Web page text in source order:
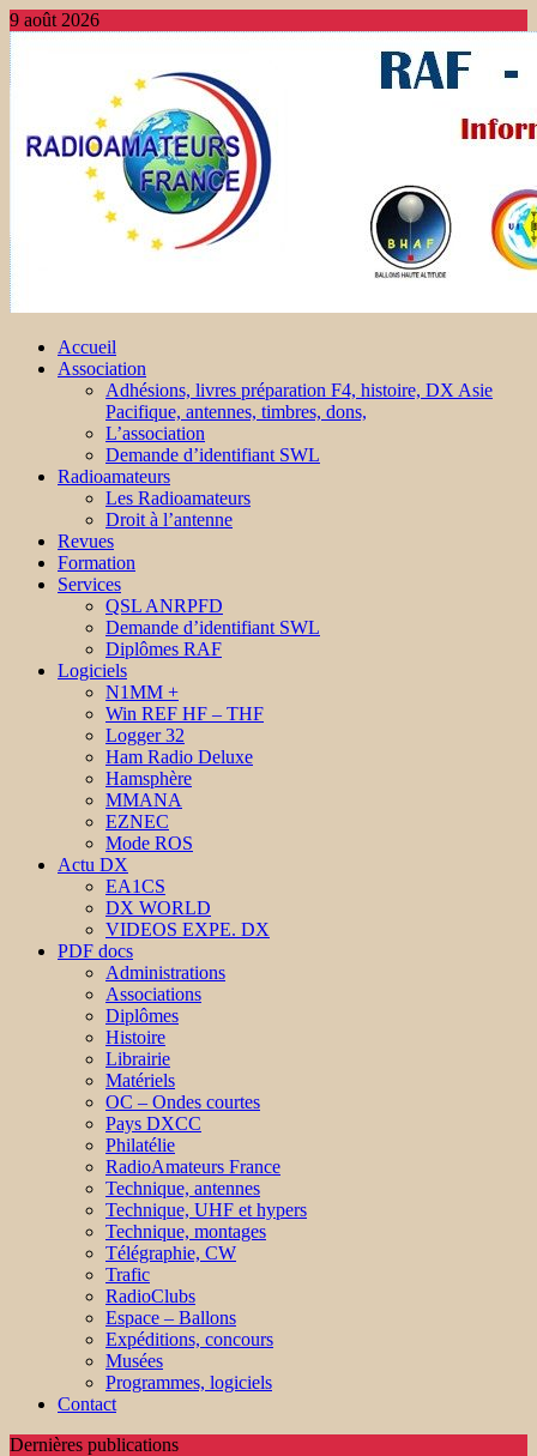
9 août 2026
Accueil
Association
Adhésions, livres préparation F4, histoire, DX Asie
Pacifique, antennes, timbres, dons,
L’association
Demande d’identifiant SWL
Radioamateurs
Les Radioamateurs
Droit à l’antenne
Revues
Formation
Services
QSL ANRPFD
Demande d’identifiant SWL
Diplômes RAF
Logiciels
N1MM +
Win REF HF – THF
Logger 32
Ham Radio Deluxe
Hamsphère
MMANA
EZNEC
Mode ROS
Actu DX
EA1CS
DX WORLD
VIDEOS EXPE. DX
PDF docs
Administrations
Associations
Diplômes
Histoire
Librairie
Matériels
OC – Ondes courtes
Pays DXCC
Philatélie
RadioAmateurs France
Technique, antennes
Technique, UHF et hypers
Technique, montages
Télégraphie, CW
Trafic
RadioClubs
Espace – Ballons
Expéditions, concours
Musées
Programmes, logiciels
Contact
Dernières publications